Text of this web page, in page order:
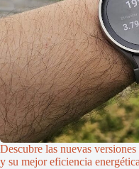
Descubre las nuevas
y su mejor eficiencia